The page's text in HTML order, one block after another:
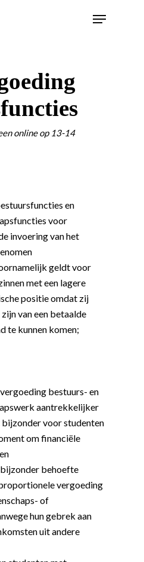
online op 13-14
en
voor
invoering van het
geldt voor
met een lagere
positie omdat zij
van een betaalde
te kunnen komen;
bestuurs- en
aantrekkelijker
bijzonder voor studenten
om financiële
behoefte
vergoeding
of
hun gebrek aan
uit andere